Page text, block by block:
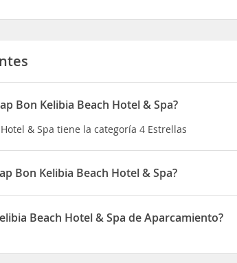
Bon Kelibia Beach Hotel & Spa?
& Spa tiene la categoría 4 Estrellas
Bon Kelibia Beach Hotel & Spa?
& Spa está situado en hotel kelibia beach
Beach Hotel & Spa de Aparcamiento?